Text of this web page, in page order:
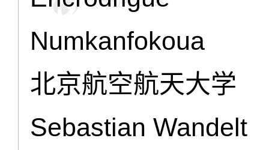
Numkanfokoua
北京航空航天大学
Sebastian Wandelt